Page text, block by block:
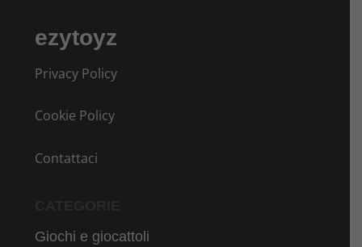
ezytoyz
Privacy Policy
Cookie Policy
Contattaci
Giochi e giocattoli